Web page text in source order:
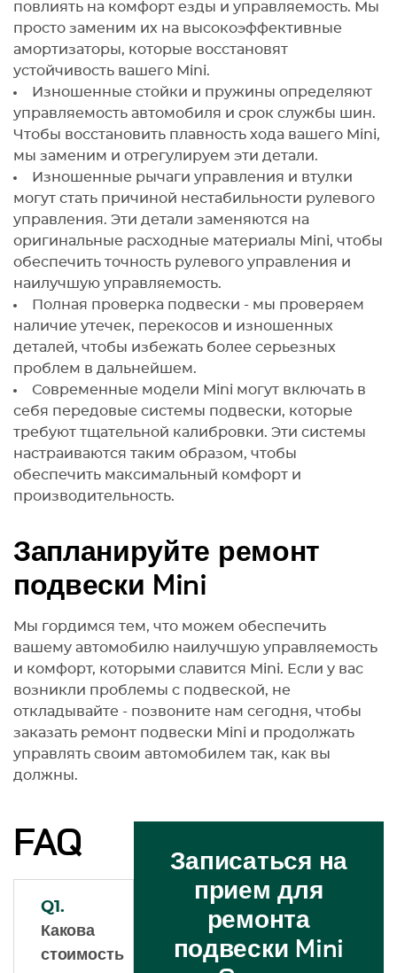
повлиять на комфорт езды и управляемость. Мы
просто заменим их на высокоэффективные
амортизаторы, которые восстановят
устойчивость вашего Mini.
Изношенные стойки и пружины определяют
управляемость автомобиля и срок службы шин.
Чтобы восстановить плавность хода вашего Mini,
мы заменим и отрегулируем эти детали.
Изношенные рычаги управления и втулки
могут стать причиной нестабильности рулевого
управления. Эти детали заменяются на
оригинальные расходные материалы Mini, чтобы
обеспечить точность рулевого управления и
наилучшую управляемость.
Полная проверка подвески - мы проверяем
наличие утечек, перекосов и изношенных
деталей, чтобы избежать более серьезных
проблем в дальнейшем.
Современные модели Mini могут включать в
себя передовые системы подвески, которые
требуют тщательной калибровки. Эти системы
настраиваются таким образом, чтобы
обеспечить максимальный комфорт и
производительность.
Запланируйте ремонт
подвески Mini
Мы гордимся тем, что можем обеспечить
вашему автомобилю наилучшую управляемость
и комфорт, которыми славится Mini. Если у вас
возникли проблемы с подвеской, не
откладывайте - позвоните нам сегодня, чтобы
заказать ремонт подвески Mini и продолжать
управлять своим автомобилем так, как вы
должны.
FAQ
Q1.
Какова
стоимость
Записаться на
прием для
ремонта
подвески Mini